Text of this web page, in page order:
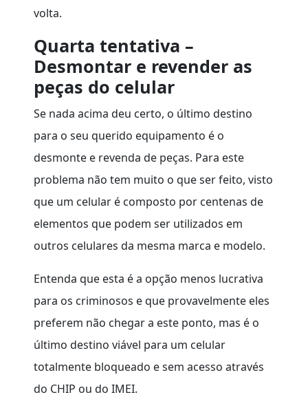
volta.
Quarta tentativa –
Desmontar e revender as
peças do celular
Se nada acima deu certo, o último destino
para o seu querido equipamento é o
desmonte e revenda de peças. Para este
problema não tem muito o que ser feito, visto
que um celular é composto por centenas de
elementos que podem ser utilizados em
outros celulares da mesma marca e modelo.
Entenda que esta é a opção menos lucrativa
para os criminosos e que provavelmente eles
preferem não chegar a este ponto, mas é o
último destino viável para um celular
totalmente bloqueado e sem acesso através
do CHIP ou do IMEI.